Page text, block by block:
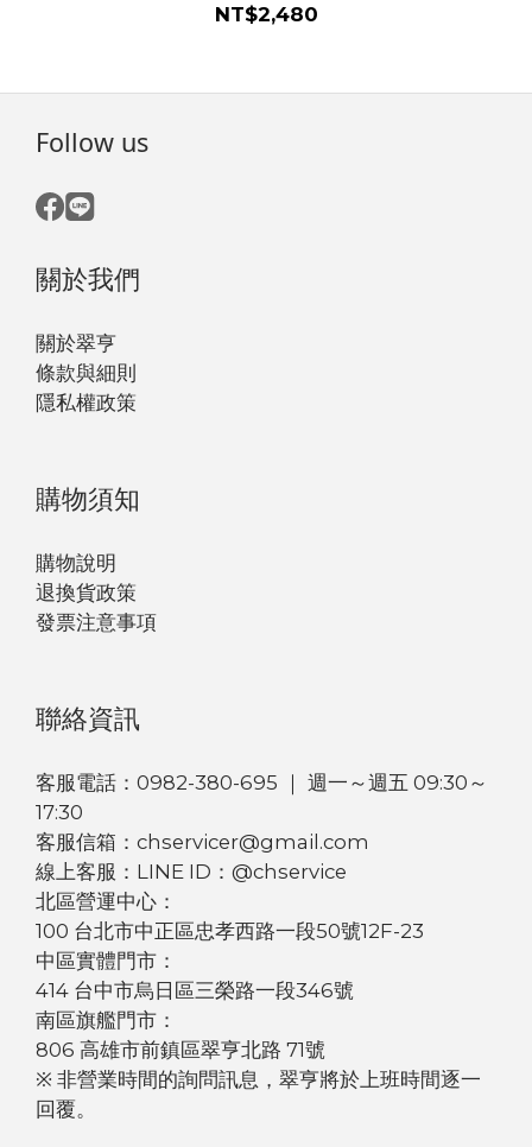
NT$2,480
Follow us
關於我們
關於翠亨
條款與細則
隱私權政策
購物須知
購物說明
退換貨政策
發票注意事項
聯絡資訊
客服電話：0982-380-695 ｜ 週一～週五 09:30～
17:30
客服信箱：chservicer@gmail.com
線上客服：LINE ID：@chservice
北區營運中心：
100 台北市中正區忠孝西路一段50號12F-23
中區實體門市：
414 台中市烏日區三榮路一段346號
南區旗艦門市：
806 高雄市前鎮區翠亨北路 71號
※ 非營業時間的詢問訊息，翠亨將於上班時間逐一
回覆。